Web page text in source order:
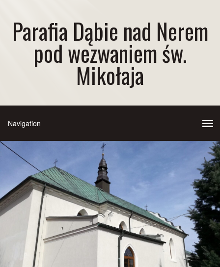
Parafia Dąbie nad Nerem
pod wezwaniem św.
Mikołaja